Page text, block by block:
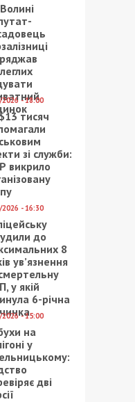
- 18:00
тисяч
зі служби:
викрило
- 16:30
до
8
ув’язнення
у якій
6-річна
- 15:00
на
у
дві